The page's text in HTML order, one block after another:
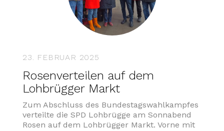
23. FEBRUAR 2025
Rosenverteilen auf dem
Lohbrügger Markt
Zum Abschluss des Bundestagswahlkampfes
verteilte die SPD Lohbrügge am Sonnabend
Rosen auf dem Lohbrügger Markt. Vorne mit